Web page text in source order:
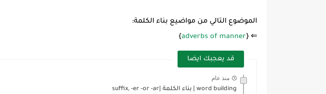
الموضوع التالي من مواضيع بناء الكلمة:
⇐ {
adverbs of manner
}
قد يعجبك ايضا
منذ عام
word building | بناء الكلمة |suffix, -er -or -ar